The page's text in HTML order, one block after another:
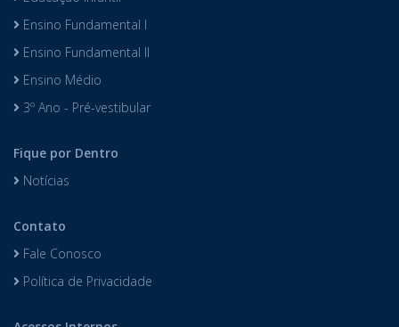
Ensino Fundamental I
Ensino Fundamental II
Ensino Médio
3º Ano - Pré-vestibular
Fique por Dentro
Notícias
Contato
Fale Conosco
Política de Privacidade